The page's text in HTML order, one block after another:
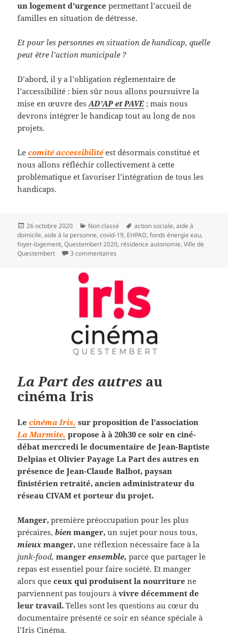
un logement d’urgencepermettant l’accueil de
familles en situation de détresse.
Et pour les personnes en situation de handicap, quelle
peut être l’action municipale ?
D’abord, il y a l’obligation réglementaire de
l’accessibilité : bien sûr nous allons poursuivre la
mise en œuvre desAD’AP et PAVE ; mais nous
devrons intégrer le handicap tout au long de nos
projets.
Lecomité accessibilitéest désormais constitué et
nous allons réfléchir collectivement à cette
problématique et favoriser l’intégration de tous les
handicaps.
Publié
le
26 octobre 2020 Catégories
Non classé
Mots-
clés
action sociale,aide à
domicile,aide à la personne,covid-19, EHPAD,fonds énergie eau,
foyer-logement,Questembert 2020, résidence autonomie,Ville de
Questembert
3 commentaires
La Part des autres au
cinéma Iris
Lecinéma Iris, sur proposition de l’association
La Marmite, propose à à 20h30 ce soir en ciné-
débat mercredi le documentaire de Jean-Baptiste
Delpias et Olivier Payage La Part des autres en
présence de Jean-Claude Balbot, paysan
finistérien retraité, ancien administrateur du
réseau CIVAM et porteur du projet.
Manger, première préoccupation pour les plus
précaires,bien manger, un sujet pour nous tous,
mieux manger, une réflexion nécessaire face à la
junk-food, mangerensemble, parce que partager le
repas est essentiel pour faire société. Et manger
alors queceux qui produisent la nourriture ne
parviennent pas toujours àvivre décemment de
leur travail.Telles sont les questions au cœur du
documentaire présenté ce soir en séance spéciale à
l’Iris Cinéma.